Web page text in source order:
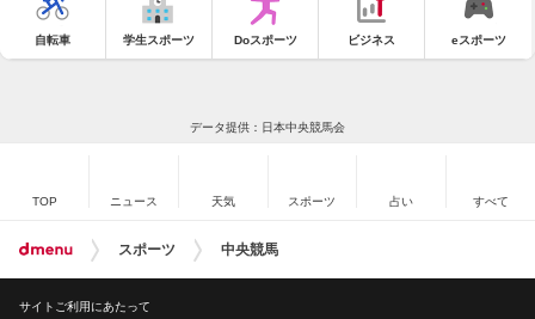
自転車 学生スポーツ Doスポーツ ビジネス eスポーツ
データ提供：日本中央競馬会
TOP ニュース 天気 スポーツ 占い すべて
スポーツ 中央競馬
サイトご利用にあたって